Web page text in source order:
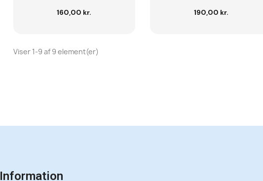
160,00 kr.
Se vare 190,00 kr.
Se vare
Viser 1-9 af 9 element(er)
Information